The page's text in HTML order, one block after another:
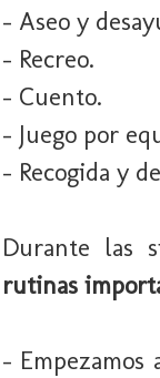
- Aseo y
- Recreo.
- Cuento.
- Juego por
- Recogida y
Durante las
rutinas
-